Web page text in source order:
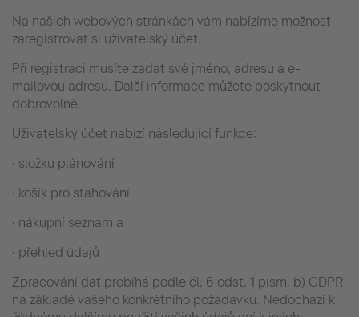
Na našich webových stránkách vám nabízíme možnost
zaregistrovat si uživatelský účet.
Při registraci musíte zadat své jméno, adresu a e-
mailovou adresu. Další informace můžete poskytnout
dobrovolně.
Uživatelský účet nabízí následující funkce:
· složku plánování
· košík pro stahování
· nákupní seznam a
· přehled údajů
Zpracování dat probíhá podle čl. 6 odst. 1 písm. b) GDPR
na základě vašeho konkrétního požadavku. Nedochází k